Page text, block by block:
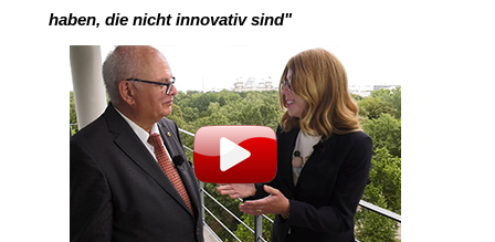
haben, die nicht innovativ sind"